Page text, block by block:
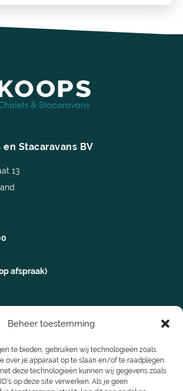
Beheer toestemming
te bieden, gebruiken wij technologieën zoals
over je apparaat op te slaan en/of te raadplegen.
deze technologieën kunnen wij gegevens zoals
op deze site verwerken. Als je geen
en Stacaravans BV
13
afspraak)